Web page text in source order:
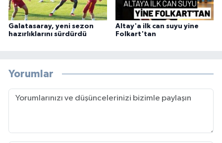
Galatasaray, yeni sezon
hazırlıklarını sürdürdü
Altay'a ilk can suyu yine
Folkart'tan
Yorumlar